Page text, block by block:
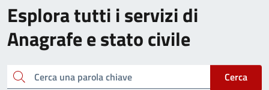
Esplora tutti i servizi di
Anagrafe e stato civile
Cerca una parola chiave
Cerca